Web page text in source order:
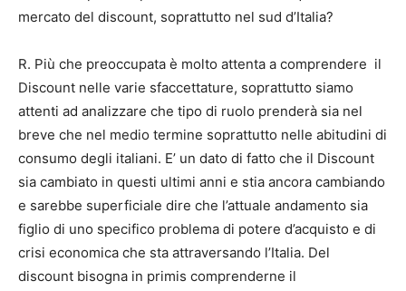
mercato del discount, soprattutto nel sud d’Italia?
R. Più che preoccupata è molto attenta a comprendere il
Discount nelle varie sfaccettature, soprattutto siamo
attenti ad analizzare che tipo di ruolo prenderà sia nel
breve che nel medio termine soprattutto nelle abitudini di
consumo degli italiani. E’ un dato di fatto che il Discount
sia cambiato in questi ultimi anni e stia ancora cambiando
e sarebbe superficiale dire che l’attuale andamento sia
figlio di uno specifico problema di potere d’acquisto e di
crisi economica che sta attraversando l’Italia. Del
discount bisogna in primis comprenderne il